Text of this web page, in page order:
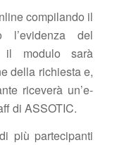
compilando il
l’evidenza del
il modulo sarà
della richiesta e,
riceverà un’e-
di ASSOTIC.
più partecipanti